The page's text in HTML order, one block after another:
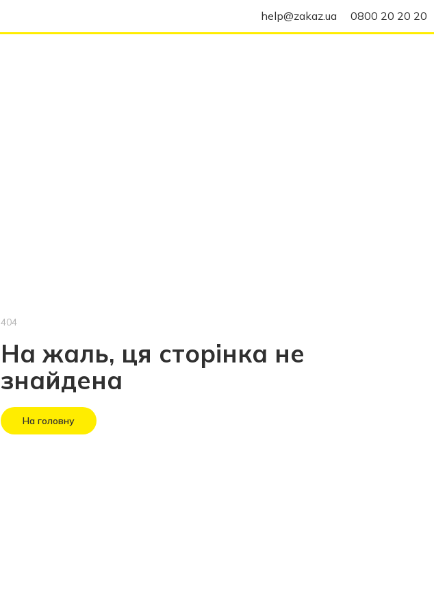
help@zakaz.ua 0800 20 20 20
404
На жаль, ця сторінка не
знайдена
На головну